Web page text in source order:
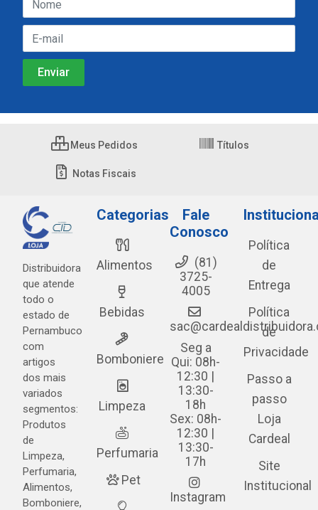
Meus Pedidos Títulos
Notas Fiscais
Distribuidora
que atende
todo o
estado de
Pernambuco
com
artigos
dos mais
variados
segmentos:
Produtos
de
Limpeza,
Perfumaria,
Alimentos,
Bomboniere,
Categorias
Alimentos
Bebidas
Bomboniere
Limpeza
Perfumaria
Pet
Fale
Conosco
(81)
3725-
4005
Seg a
Qui: 08h-
12:30 |
13:30-
18h
Sex: 08h-
12:30 |
13:30-
17h
Instagram
Política
de
Entrega
Política
de
Privacidade
Passo a
passo
Loja
Cardeal
Site
Institucional